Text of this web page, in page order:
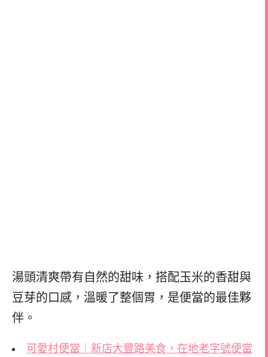
湯頭清爽帶有自然的甜味，搭配玉米的香甜與
豆芽的口感，溫暖了整個胃，是便當的最佳夥
伴。
可愛村便當｜新店大豐路美食，在地老字號便當